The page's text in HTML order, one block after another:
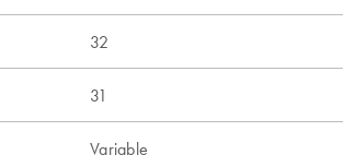
32
31
Variable